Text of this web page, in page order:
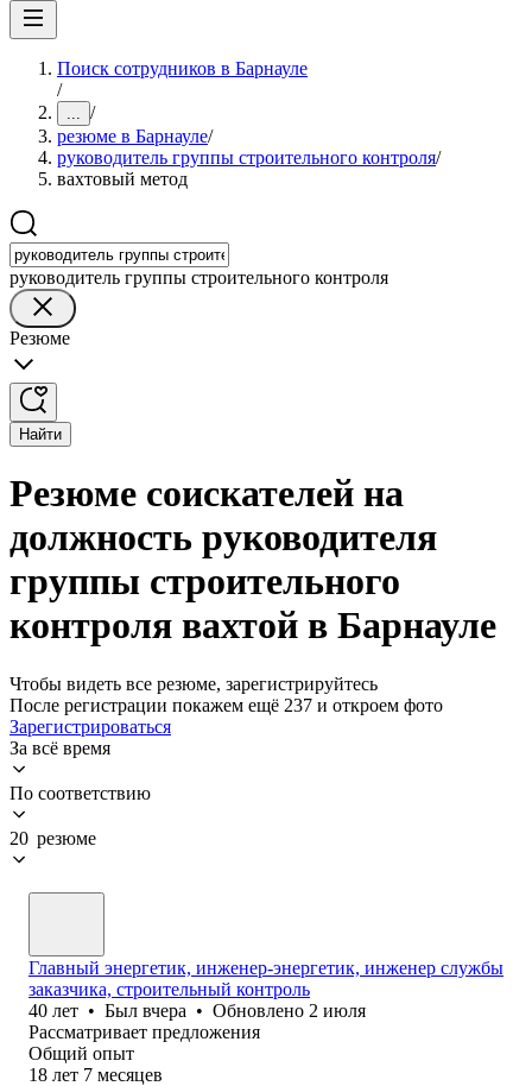
Поиск сотрудников в Барнауле
/
... /
резюме в Барнауле/
руководитель группы строительного контроля/
вахтовый метод
руководитель группы строительного контроля
Резюме
Найти
Резюме соискателей на
должность руководителя
группы строительного
контроля вахтой в Барнауле
Чтобы видеть все резюме, зарегистрируйтесь
После регистрации покажем ещё 237 и откроем фото
Зарегистрироваться
За всё время
По соответствию
20 резюме
Главный энергетик, инженер-энергетик, инженер службы
заказчика, строительный контроль
40 лет • Был вчера • Обновлено 2 июля
Рассматривает предложения
Общий опыт
18 лет 7 месяцев